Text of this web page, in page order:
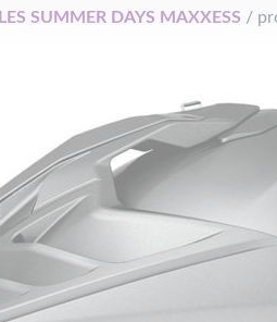
LES SUMMER DAYS MAXXESS /